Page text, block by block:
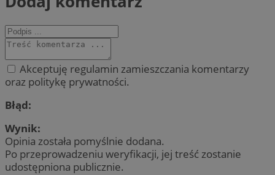
Akceptuję regulamin zamieszczania komentarzy
oraz politykę prywatności.
Błąd:
Wynik:
Opinia została pomyślnie dodana.
Po przeprowadzeniu weryfikacji, jej treść zostanie
udostępniona publicznie.